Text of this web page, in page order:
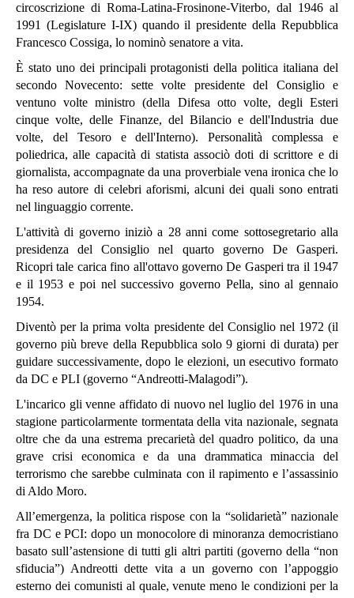
circoscrizione di Roma-Latina-Frosinone-Viterbo, dal 1946 al
1991 (Legislature I-IX) quando il presidente della Repubblica
Francesco Cossiga, lo nominò senatore a vita.
È stato uno dei principali protagonisti della politica italiana del
secondo Novecento: sette volte presidente del Consiglio e
ventuno volte ministro (della Difesa otto volte, degli Esteri
cinque volte, delle Finanze, del Bilancio e dell'Industria due
volte, del Tesoro e dell'Interno). Personalità complessa e
poliedrica, alle capacità di statista associò doti di scrittore e di
giornalista, accompagnate da una proverbiale vena ironica che lo
ha reso autore di celebri aforismi, alcuni dei quali sono entrati
nel linguaggio corrente.
L'attività di governo iniziò a 28 anni come sottosegretario alla
presidenza del Consiglio nel quarto governo De Gasperi.
Ricopri tale carica fino all'ottavo governo De Gasperi tra il 1947
e il 1953 e poi nel successivo governo Pella, sino al gennaio
1954.
Diventò per la prima volta presidente del Consiglio nel 1972 (il
governo più breve della Repubblica solo 9 giorni di durata) per
guidare successivamente, dopo le elezioni, un esecutivo formato
da DC e PLI (governo “Andreotti-Malagodi”).
L'incarico gli venne affidato di nuovo nel luglio del 1976 in una
stagione particolarmente tormentata della vita nazionale, segnata
oltre che da una estrema precarietà del quadro politico, da una
grave crisi economica e da una drammatica minaccia del
terrorismo che sarebbe culminata con il rapimento e l’assassinio
di Aldo Moro.
All’emergenza, la politica rispose con la “solidarietà” nazionale
fra DC e PCI: dopo un monocolore di minoranza democristiano
basato sull’astensione di tutti gli altri partiti (governo della “non
sfiducia”) Andreotti dette vita a un governo con l’appoggio
esterno dei comunisti al quale, venute meno le condizioni per la